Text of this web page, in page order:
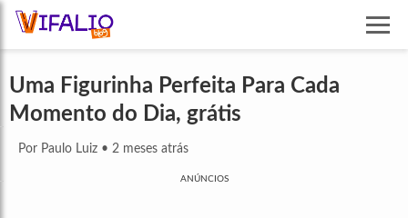
Uma Figurinha Perfeita Para Cada
Momento do Dia, grátis
Por Paulo Luiz • 2 meses atrás
ANÚNCIOS